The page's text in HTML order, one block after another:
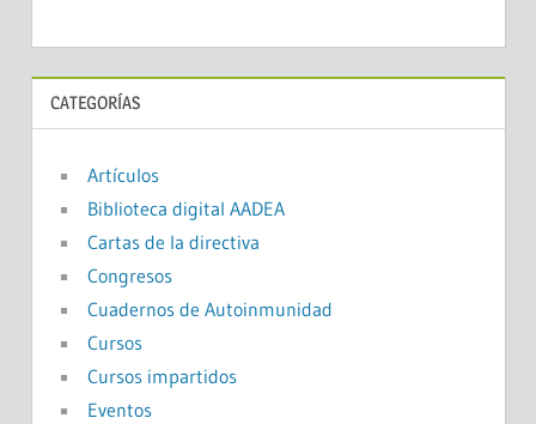
CATEGORÍAS
Artículos
Biblioteca digital AADEA
Cartas de la directiva
Congresos
Cuadernos de Autoinmunidad
Cursos
Cursos impartidos
Eventos